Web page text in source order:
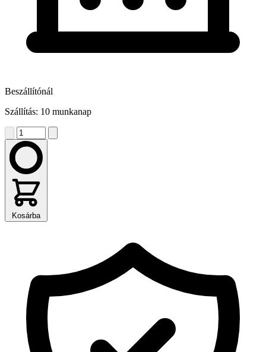
Beszállítónál
Szállítás: 10 munkanap
Kosárba